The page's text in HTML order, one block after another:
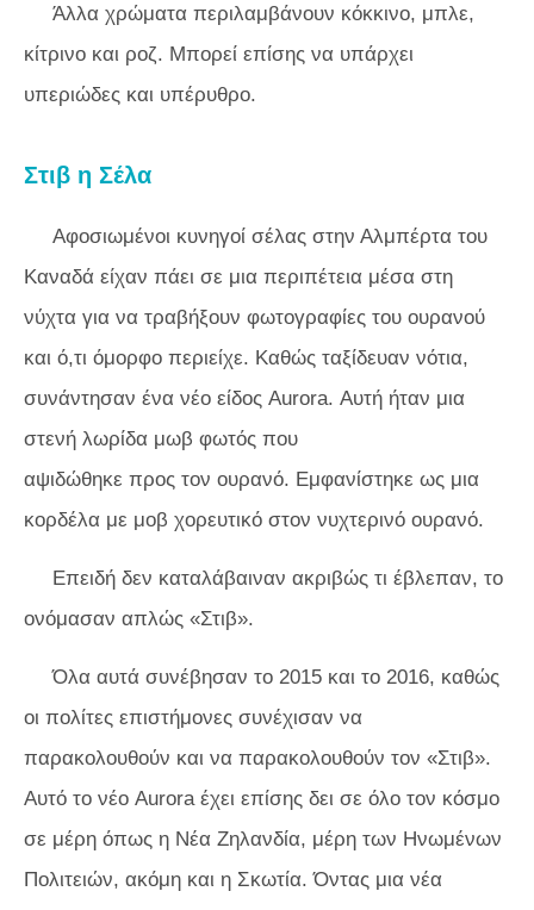
Άλλα χρώματα περιλαμβάνουν κόκκινο, μπλε,
κίτρινο και ροζ. Μπορεί επίσης να υπάρχει
υπεριώδες και υπέρυθρο.
Στιβ η Σέλα
Αφοσιωμένοι κυνηγοί σέλας στην Αλμπέρτα του
Καναδά είχαν πάει σε μια περιπέτεια μέσα στη
νύχτα για να τραβήξουν φωτογραφίες του ουρανού
και ό,τι όμορφο περιείχε. Καθώς ταξίδευαν νότια,
συνάντησαν ένα νέο είδος Aurora. Αυτή ήταν μια
στενή λωρίδα μωβ φωτός που
αψιδώθηκε προς τον ουρανό. Εμφανίστηκε ως μια
κορδέλα με μοβ χορευτικό στον νυχτερινό ουρανό.
Επειδή δεν καταλάβαιναν ακριβώς τι έβλεπαν, το
ονόμασαν απλώς «Στιβ».
Όλα αυτά συνέβησαν το 2015 και το 2016, καθώς
οι πολίτες επιστήμονες συνέχισαν να
παρακολουθούν και να παρακολουθούν τον «Στιβ».
Αυτό το νέο Aurora έχει επίσης δει σε όλο τον κόσμο
σε μέρη όπως η Νέα Ζηλανδία, μέρη των Ηνωμένων
Πολιτειών, ακόμη και η Σκωτία. Όντας μια νέα